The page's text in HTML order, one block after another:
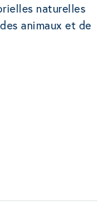
naturelles
animaux et de